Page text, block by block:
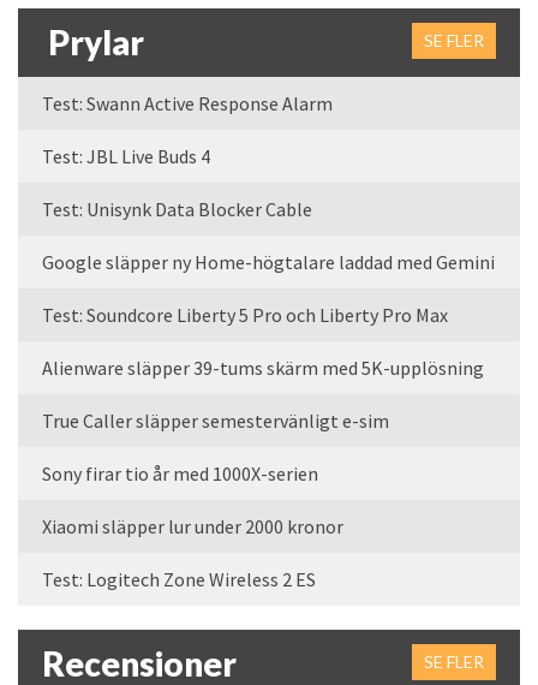
Prylar SE FLER
Test: Swann Active Response Alarm
Test: JBL Live Buds 4
Test: Unisynk Data Blocker Cable
Google släpper ny Home-högtalare laddad med Gemini
Test: Soundcore Liberty 5 Pro och Liberty Pro Max
Alienware släpper 39-tums skärm med 5K-upplösning
True Caller släpper semestervänligt e-sim
Sony firar tio år med 1000X-serien
Xiaomi släpper lur under 2000 kronor
Test: Logitech Zone Wireless 2 ES
Recensioner SE FLER